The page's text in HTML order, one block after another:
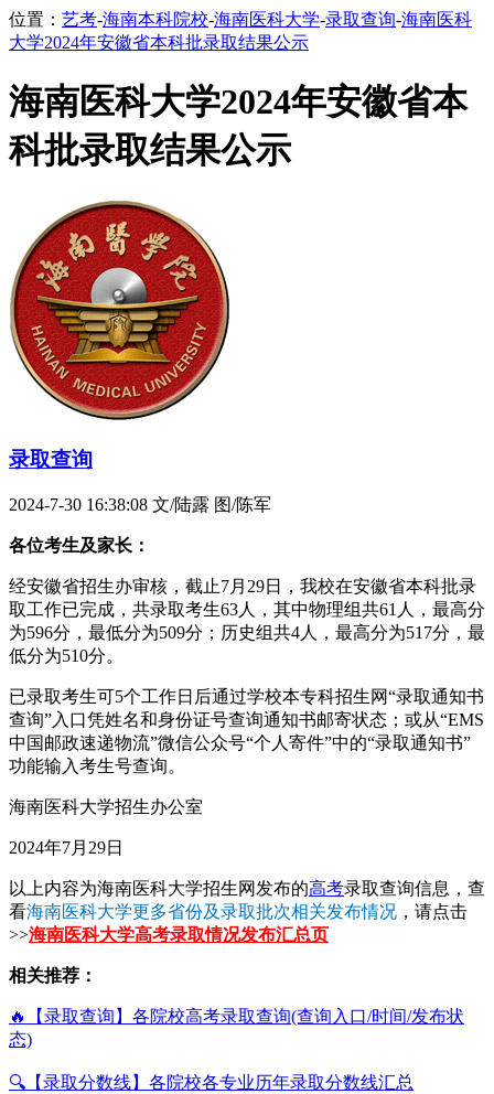
位置： 艺考-海南本科院校-海南医科大学-录取查询-海南医科
大学2024年安徽省本科批录取结果公示
海南医科大学2024年安徽省本
科批录取结果公示
录取查询
2024-7-30 16:38:08 文/陆露 图/陈军
各位考生及家长：
经安徽省招生办审核，截止7月29日，我校在安徽省本科批录
取工作已完成，共录取考生63人，其中物理组共61人，最高分
为596分，最低分为509分；历史组共4人，最高分为517分，最
低分为510分。
已录取考生可5个工作日后通过学校本专科招生网“录取通知书
查询”入口凭姓名和身份证号查询通知书邮寄状态；或从“EMS
中国邮政速递物流”微信公众号“个人寄件”中的“录取通知书”
功能输入考生号查询。
海南医科大学招生办公室
2024年7月29日
以上内容为海南医科大学招生网发布的高考录取查询信息，查
看海南医科大学更多省份及录取批次相关发布情况 ，请点击
>>海南医科大学高考录取情况发布汇总页
相关推荐：
🔥【录取查询】各院校高考录取查询(查询入口/时间/发布状
态)
🔍【录取分数线】各院校各专业历年录取分数线汇总